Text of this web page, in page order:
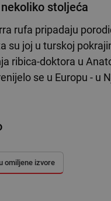
stoljeća
rufa pripadaju
su joj u turskoj
ribica-doktora u
se u Europu - u
omiljene izvore